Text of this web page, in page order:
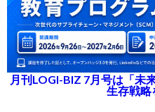
月刊LOGI-BIZ 7月号は「未
生存戦略